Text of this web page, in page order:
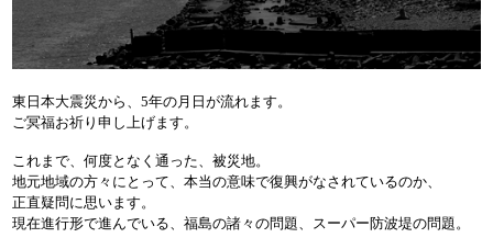
東日本大震災から、5年の月日が流れます。
ご冥福お祈り申し上げます。
これまで、何度となく通った、被災地。
地元地域の方々にとって、本当の意味で復興がなされているのか、
正直疑問に思います。
現在進行形で進んでいる、福島の諸々の問題、スーパー防波堤の問題。